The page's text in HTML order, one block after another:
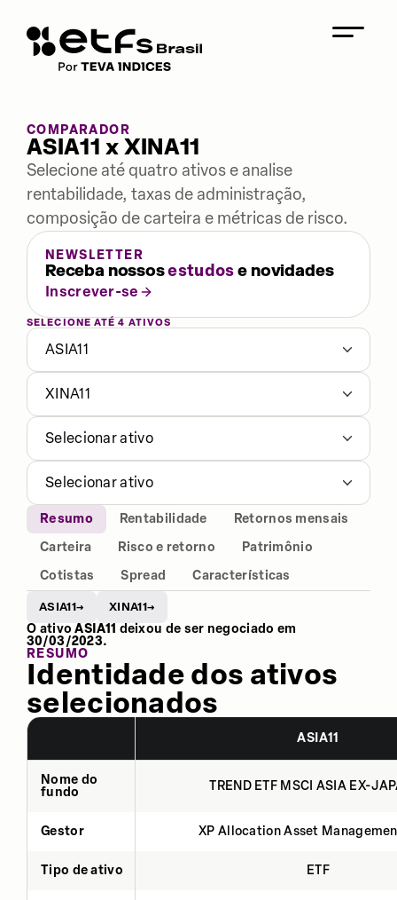
COMPARADOR
ASIA11 x XINA11
Selecione até quatro ativos e analise
rentabilidade, taxas de administração,
composição de carteira e métricas de risco.
NEWSLETTER
Receba nossosestudose novidades
Inscrever-se
SELECIONE ATÉ 4 ATIVOS
ASIA11
XINA11
Selecionar ativo
Selecionar ativo
Resumo Rentabilidade
Retornos mensais
Carteira
Risco e retorno
Patrimônio
Cotistas
Spread Características
ASIA11→ XINA11→
O ativoASIA11 deixou de ser negociado em
30/03/2023.
RESUMO
Identidade dos ativos
selecionados
ASIA11
Nome do
fundo
TREND ETF MSCI ASIA EX-
Gestor XP Allocation Asset
Tipo de ativo ETF